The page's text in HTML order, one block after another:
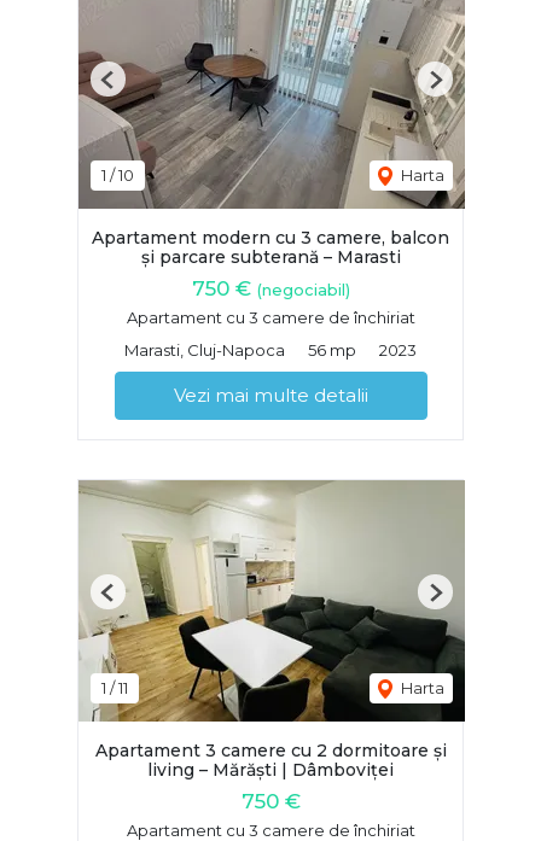
1 /10 Harta
Previous Next
Apartament modern cu 3 camere, balcon
și parcare subterană – Marasti
750 € (negociabil)
Apartament cu 3 camere de închiriat
Marasti, Cluj-Napoca
56 mp 2023
Vezi mai multe detalii
1 /11 Harta
Previous Next
Apartament 3 camere cu 2 dormitoare și
living – Mărăști | Dâmboviței
750 €
Apartament cu 3 camere de închiriat